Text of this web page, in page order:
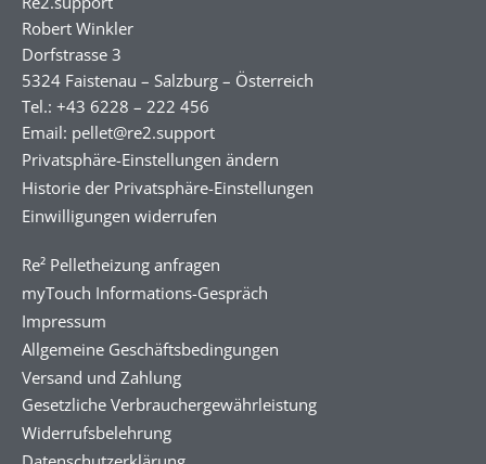
Robert Winkler
Dorfstrasse 3
5324 Faistenau – Salzburg – Österreich
Tel.: +43 6228 – 222 456
Email: pellet@re2.support
Privatsphäre-Einstellungen ändern
Historie der Privatsphäre-Einstellungen
Einwilligungen widerrufen
Re² Pelletheizung anfragen
myTouch Informations-Gespräch
Impressum
Allgemeine Geschäftsbedingungen
Versand und Zahlung
Gesetzliche Verbrauchergewährleistung
Widerrufsbelehrung